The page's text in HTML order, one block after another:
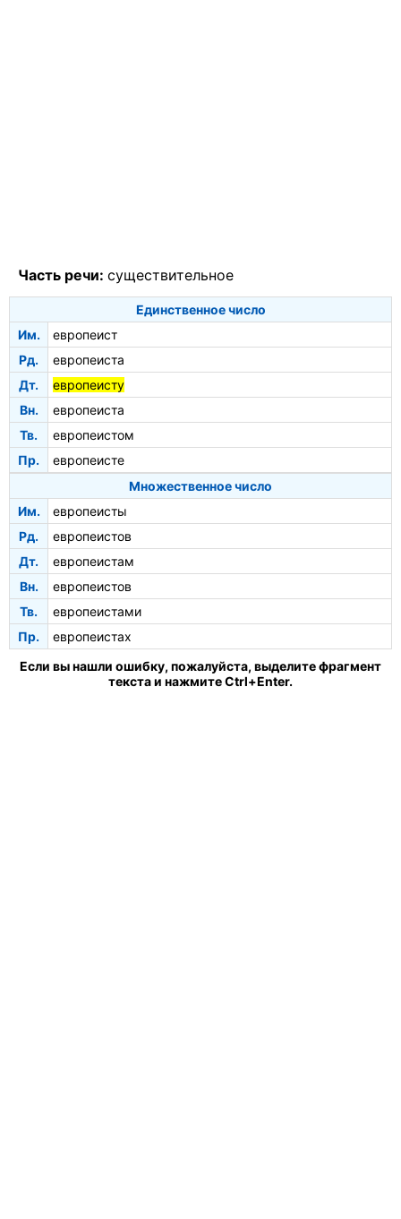
Часть речи: существительное
Единственное число
Им.
европеист
Рд.
европеиста
Дт.
европеисту
Вн.
европеиста
Тв.
европеистом
Пр.
европеисте
Множественное число
Им.
европеисты
Рд.
европеистов
Дт.
европеистам
Вн.
европеистов
Тв.
европеистами
Пр.
европеистах
Если вы нашли ошибку, пожалуйста, выделите фрагмент
текста и нажмите Ctrl+Enter.